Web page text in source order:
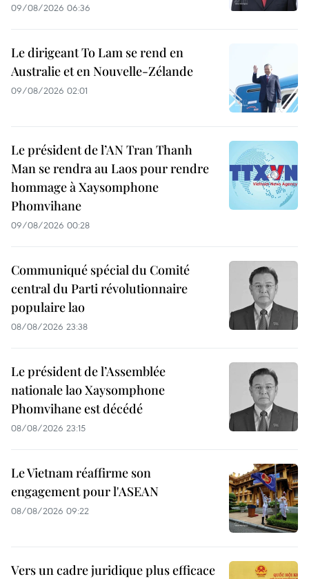
09/08/2026 06:36
Le dirigeant To Lam se rend en
Australie et en Nouvelle-Zélande
09/08/2026 02:01
Le président de l’AN Tran Thanh
Man se rendra au Laos pour rendre
hommage à Xaysomphone
Phomvihane
09/08/2026 00:28
Communiqué spécial du Comité
central du Parti révolutionnaire
populaire lao
08/08/2026 23:38
Le président de l’Assemblée
nationale lao Xaysomphone
Phomvihane est décédé
08/08/2026 23:15
Le Vietnam réaffirme son
engagement pour l'ASEAN
08/08/2026 09:22
Vers un cadre juridique plus efficace